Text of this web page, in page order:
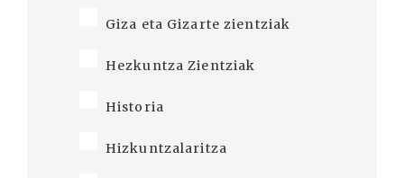
Giza eta Gizarte zientziak
Hezkuntza Zientziak
Historia
Hizkuntzalaritza